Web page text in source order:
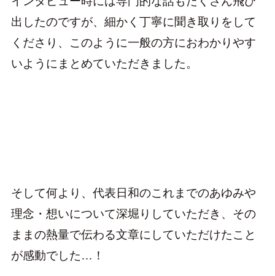
出したのですが、細かく丁寧に聞き取りをして
くださり、このように一般の方におわかりやす
いようにまとめていただきました。
そして何より、代表日和のこれまでのあゆみや
理念・想いについて深堀りしていただき、その
ままの熱量で伝わる文章にしていただけたこと
が感動でした…！